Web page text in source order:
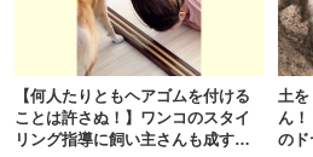
【何人たりともヘアゴムを付ける
ことは許さぬ！】ワンコのスタイ
リング指導に飼い主さんも成す術
土を
ん
のド